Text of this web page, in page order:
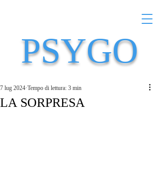
PSYGO
LA SORPRESA
7 lug 2024 Tempo di lettura: 3 min